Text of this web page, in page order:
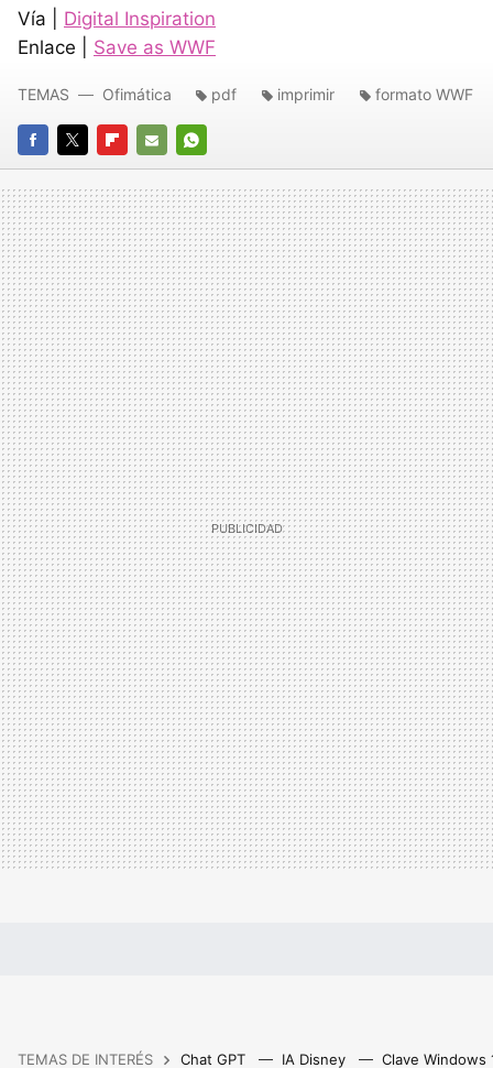
Vía | Digital Inspiration
Enlace | Save as WWF
FACEBOOK
TWITTERFLIPBOARD
E-
MAIL
WHATSAPP
TEMAS Ofimática pdf imprimir formato WWF
TEMAS DE INTERÉS Chat GPT IA Disney Clave Windows